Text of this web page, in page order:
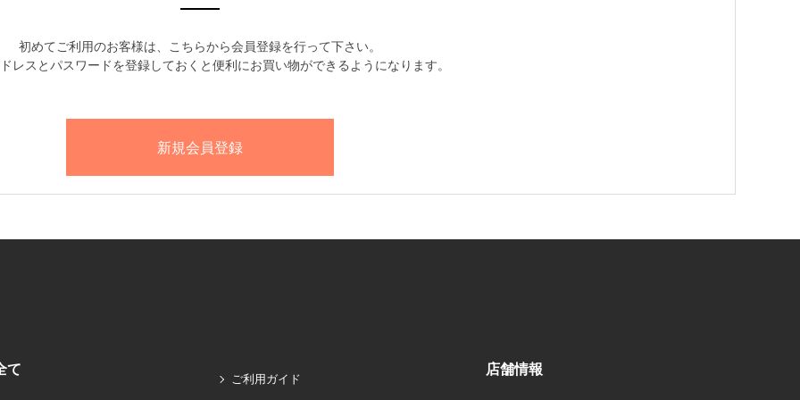
初めてご利用のお客様は、こちらから会員登録を行って下さい。
レスとパスワードを登録しておくと便利にお買い物ができるようになります。
て
ご利用ガイド
店舗情報